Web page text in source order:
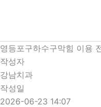
로
건
너
뛰
기
영등포구하수구막힘 이용
작성자
강남치과
작성일
2026-06-23 14:07